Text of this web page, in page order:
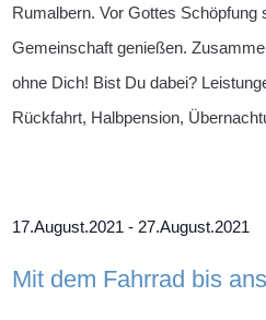
Rumalbern. Vor Gottes Schöpfung
Gemeinschaft genießen.
ohne Dich! Bist Du dabei?
Rückfahrt, Halbpension,
17.August.2021- 27.August.2021
Mit dem Fahrrad bis